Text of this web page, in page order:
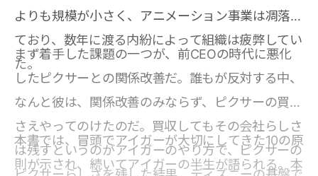
よりも規模が小さく、アニメーション事業は凋落し
ており、数年に渡る内紛によって組織は疲弊してい
た。
まず着手した課題の一つが、前CEOの時代に悪化
したピクサーとの関係改善だ。誰もが反対する中、
なんと彼は、関係改善のみならず、ピクサーの買収
さえやってのけたのだ。買収してもその会社らしさ
は残すというのがアイガーのやり方で、ピクサーの
本書では、冒頭でアイガーが大切にしてきた10の原
則が示され、続いてアイガーの半生が語られる。本